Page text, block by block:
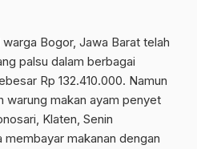
Bogor, Jawa Barat telah
palsu dalam berbagai
Rp 132.410.000. Namun
warung makan ayam penyet
Klaten, Senin
makanan dengan